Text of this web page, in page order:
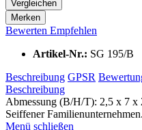
Vergleichen
Merken
Bewerten Empfehlen
Artikel-Nr.: SG 195/B
Beschreibung GPSR
Beschreibung
Abmessung (B/H/T): 2,5 x 7 x
Seiffener
Menü schließen